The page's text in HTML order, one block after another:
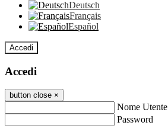
Deutsch
Français
Español
Accedi
Accedi
button close ×
Nome Utente
Password